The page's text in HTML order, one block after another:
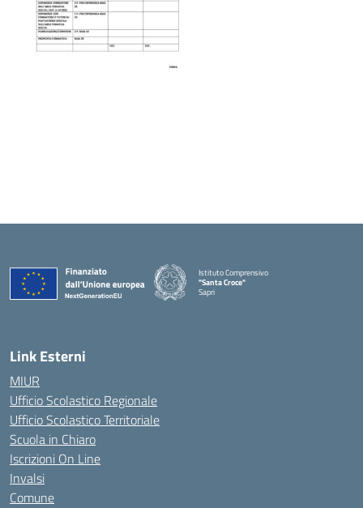
Istituto Comprensivo
"Santa Croce"
Sapri
— Visita la pagina iniziale della scuola
Link Esterni
MIUR
Ufficio Scolastico Regionale
Ufficio Scolastico Territoriale
Scuola in Chiaro
Iscrizioni On Line
Invalsi
Comune